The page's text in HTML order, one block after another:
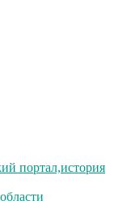
портал,история